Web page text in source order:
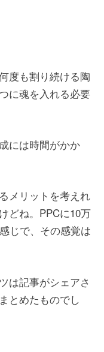
度も割り続ける陶
に魂を入れる必要
には時間がかか
メリットを考えれ
どね。PPCに10万
じで、その感覚は
は記事がシェアさ
とめたものでし